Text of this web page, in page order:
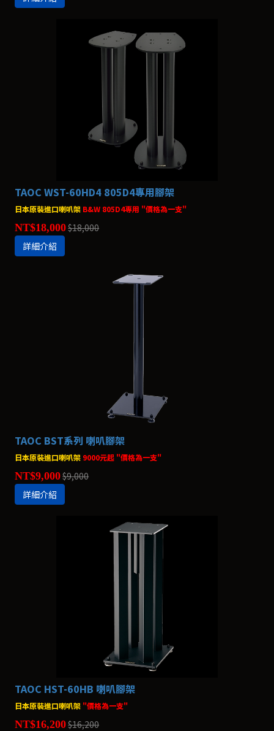
TAOC WST-60HD4 805D4專用腳架
日本原裝進口喇叭架 B&W 805D4專用 "價格為一支"
NT$18,000$18,000
詳細介紹
TAOC BST系列 喇叭腳架
日本原裝進口喇叭架 9000元起 "價格為一支"
NT$9,000$9,000
詳細介紹
TAOC HST-60HB 喇叭腳架
日本原裝進口喇叭架 "價格為一支"
NT$16,200$16,200